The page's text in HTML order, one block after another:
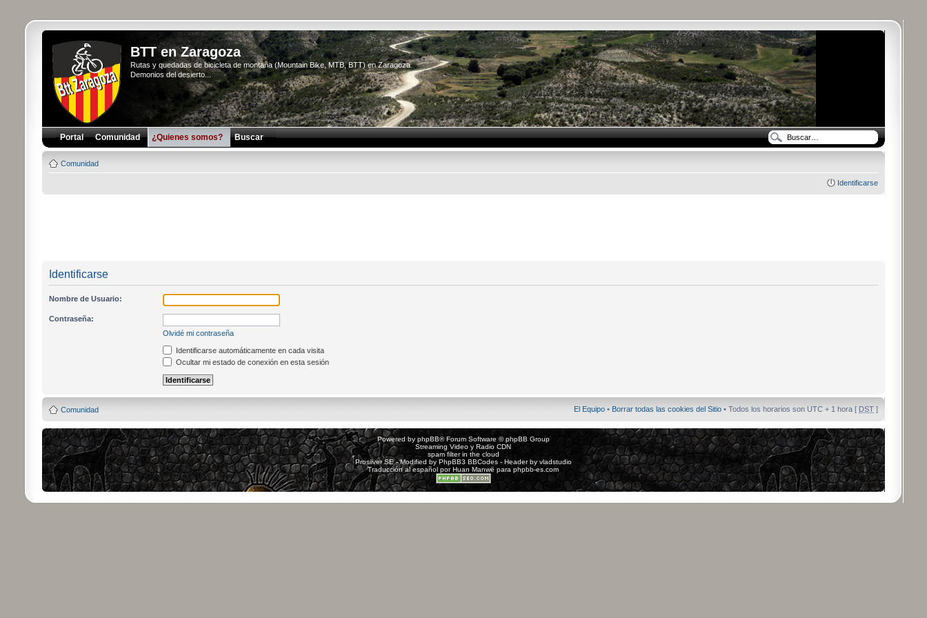
BTT en Zaragoza
Rutas y quedadas de bicicleta de montaña (Mountain Bike, MTB, BTT) en Zaragoza
Demonios del desierto...
Portal Comunidad ¿Quienes somos? Buscar
Comunidad
Identificarse
Identificarse
Nombre de Usuario:
Contraseña:
Olvidé mi contraseña
Identificarse automáticamente en cada visita
Ocultar mi estado de conexión en esta sesión
Comunidad El Equipo • Borrar todas las cookies del Sitio • Todos los horarios son UTC + 1 hora [ DST ]
Powered by phpBB® Forum Software © phpBB Group
Streaming Video y Radio CDN
spam filter in the cloud
Prosilver SE - Modified by PhpBB3 BBCodes- Header by vladstudio
Traducción al español porHuan Manwë paraphpbb-es.com